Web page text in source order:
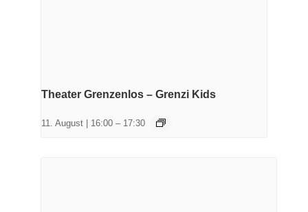
Theater Grenzenlos – Grenzi Kids
11. August | 16:00 – 17:30